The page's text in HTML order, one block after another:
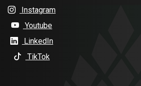
Instagram
Youtube
LinkedIn
TikTok